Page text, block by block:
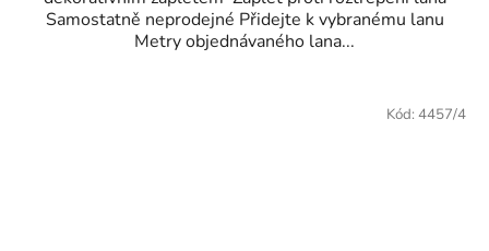
Samostatně neprodejné Přidejte k vybranému lanu
Metry objednávaného lana...
Kód: 4457/4